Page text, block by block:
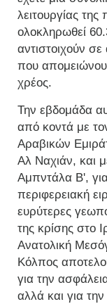
λειτουργίας
ολοκληρωθεί
αντιστοιχούν
που
χρέος.
Την εβδομάδα
από κοντά με
Αραβικών
Αλ Ναχιάν, και
Αμπντάλα Β', για
περιφερειακή
ευρύτερες
της κρίσης στο
Ανατολική
Κόλπος
για την
αλλά και για